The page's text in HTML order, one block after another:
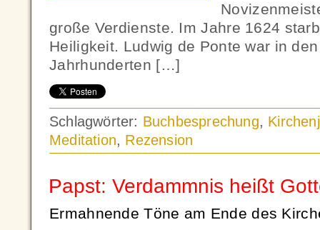
große Verdienste. Im Jahre 1624
Heiligkeit. Ludwig de Ponte war in
Jahrhunderten […]
Schlagwörter: Buchbesprechung,
Meditation, Rezension
Papst: Verdammnis heißt
Ermahnende Töne am Ende des